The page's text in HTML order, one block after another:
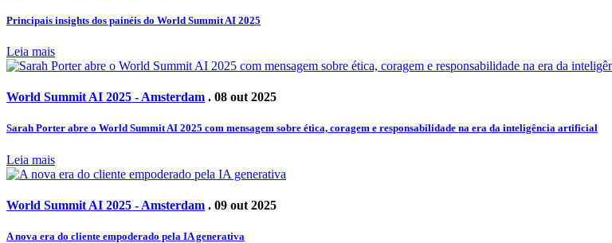
Principais insights dos painéis do World Summit AI 2025
Leia mais
World Summit AI 2025 - Amsterdam . 08 out 2025
Sarah Porter abre o World Summit AI 2025 com mensagem sobre ética, coragem e responsabilidade na era da inteligência artificial
Leia mais
World Summit AI 2025 - Amsterdam . 09 out 2025
A nova era do cliente empoderado pela IA generativa